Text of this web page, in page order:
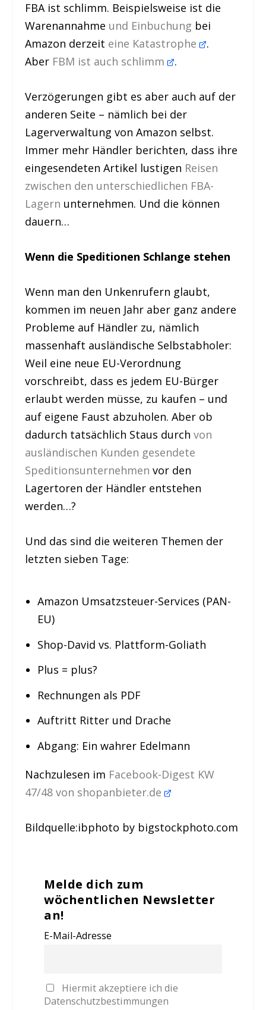
FBA ist schlimm. Beispielsweise ist die
Warenannahme und Einbuchung bei
Amazon derzeit eine Katastrophe .
Aber FBM ist auch schlimm .
Verzögerungen gibt es aber auch auf der
anderen Seite – nämlich bei der
Lagerverwaltung von Amazon selbst.
Immer mehr Händler berichten, dass ihre
eingesendeten Artikel lustigen Reisen
zwischen den unterschiedlichen FBA-
Lagern unternehmen. Und die können
dauern…
Wenn die Speditionen Schlange stehen
Wenn man den Unkenrufern glaubt,
kommen im neuen Jahr aber ganz andere
Probleme auf Händler zu, nämlich
massenhaft ausländische Selbstabholer:
Weil eine neue EU-Verordnung
vorschreibt, dass es jedem EU-Bürger
erlaubt werden müsse, zu kaufen – und
auf eigene Faust abzuholen. Aber ob
dadurch tatsächlich Staus durchvon
ausländischen Kunden gesendete
Speditionsunternehmen vor den
Lagertoren der Händler entstehen
werden…?
Und das sind die weiteren Themen der
letzten sieben Tage:
Amazon Umsatzsteuer-Services (PAN-
EU)
Shop-David vs. Plattform-Goliath
Plus = plus?
Rechnungen als PDF
Auftritt Ritter und Drache
Abgang: Ein wahrer Edelmann
Nachzulesen im Facebook-Digest KW
47/48 von shopanbieter.de
Bildquelle:ibphoto by bigstockphoto.com
Melde dich zum
wöchentlichen Newsletter
an!
E-Mail-Adresse
Hiermit akzeptiere ich die
Datenschutzbestimmungen